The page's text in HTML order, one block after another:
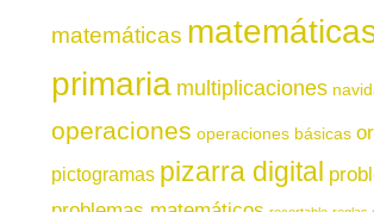
matemáticas
primaria multiplicaciones
operaciones operaciones básicas
pictogramas pizarra digital